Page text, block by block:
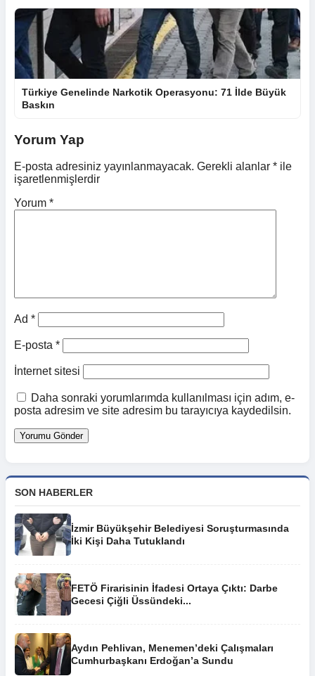
Türkiye Genelinde Narkotik Operasyonu: 71 İlde Büyük
Baskın
Yorum Yap
E-posta adresiniz yayınlanmayacak. Gerekli alanlar * ile
işaretlenmişlerdir
Yorum *
Ad *
E-posta *
İnternet sitesi
Daha sonraki yorumlarımda kullanılması için adım, e-
posta adresim ve site adresim bu tarayıcıya kaydedilsin.
SON HABERLER
İzmir Büyükşehir Belediyesi Soruşturmasında
İki Kişi Daha Tutuklandı
FETÖ Firarisinin İfadesi Ortaya Çıktı: Darbe
Gecesi Çiğli Üssündeki...
Aydın Pehlivan, Menemen’deki Çalışmaları
Cumhurbaşkanı Erdoğan’a Sundu